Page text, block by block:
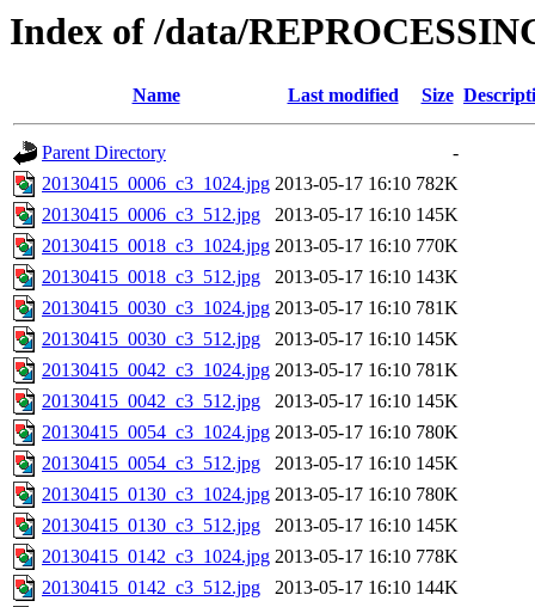
Index of /data/
Name Last modified Size
Parent Directory
-
20130415_0006_c3_1024.jpg 2013-05-17 16:10 782K
20130415_0006_c3_512.jpg
2013-05-17 16:10 145K
20130415_0018_c3_1024.jpg 2013-05-17 16:10 770K
20130415_0018_c3_512.jpg
2013-05-17 16:10 143K
20130415_0030_c3_1024.jpg 2013-05-17 16:10 781K
20130415_0030_c3_512.jpg
2013-05-17 16:10 145K
20130415_0042_c3_1024.jpg 2013-05-17 16:10 781K
20130415_0042_c3_512.jpg
2013-05-17 16:10 145K
20130415_0054_c3_1024.jpg 2013-05-17 16:10 780K
20130415_0054_c3_512.jpg
2013-05-17 16:10 145K
20130415_0130_c3_1024.jpg 2013-05-17 16:10 780K
20130415_0130_c3_512.jpg
2013-05-17 16:10 145K
20130415_0142_c3_1024.jpg 2013-05-17 16:10 778K
20130415_0142_c3_512.jpg
2013-05-17 16:10 144K